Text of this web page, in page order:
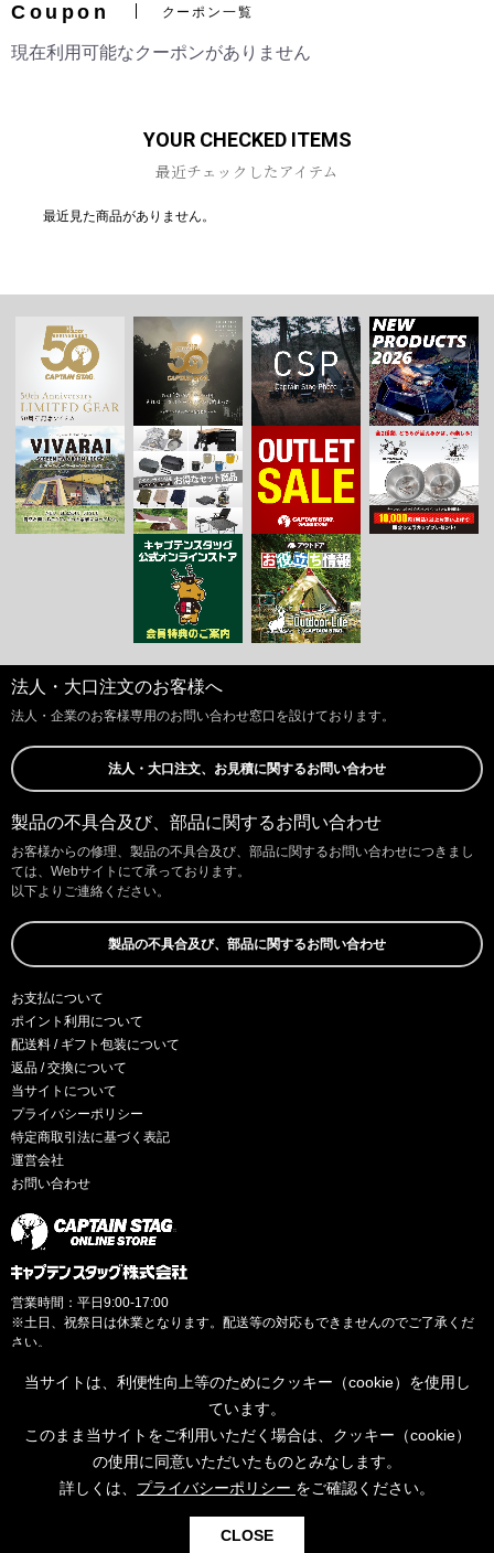
Coupon クーポン一覧
現在利用可能なクーポンがありません
YOUR CHECKED ITEMS
最近チェックしたアイテム
最近見た商品がありません。
法人・大口注文のお客様へ
法人・企業のお客様専用のお問い合わせ窓口を設けております。
法人・大口注文、お見積に関するお問い合わせ
製品の不具合及び、部品に関するお問い合わせ
お客様からの修理、製品の不具合及び、部品に関するお問い合わせにつきまし
ては、Webサイトにて承っております。
以下よりご連絡ください。
製品の不具合及び、部品に関するお問い合わせ
お支払について
ポイント利用について
配送料 / ギフト包装について
返品 / 交換について
当サイトについて
プライバシーポリシー
特定商取引法に基づく表記
運営会社
お問い合わせ
営業時間：平日9:00-17:00
※土日、祝祭日は休業となります。配送等の対応もできませんのでご了承くだ
さい。
当サイトは、利便性向上等のためにクッキー（cookie）を使用し
ています。
このまま当サイトをご利用いただく場合は、クッキー（cookie）
の使用に同意いただいたものとみなします。
詳しくは、 プライバシーポリシー をご確認ください。
CLOSE